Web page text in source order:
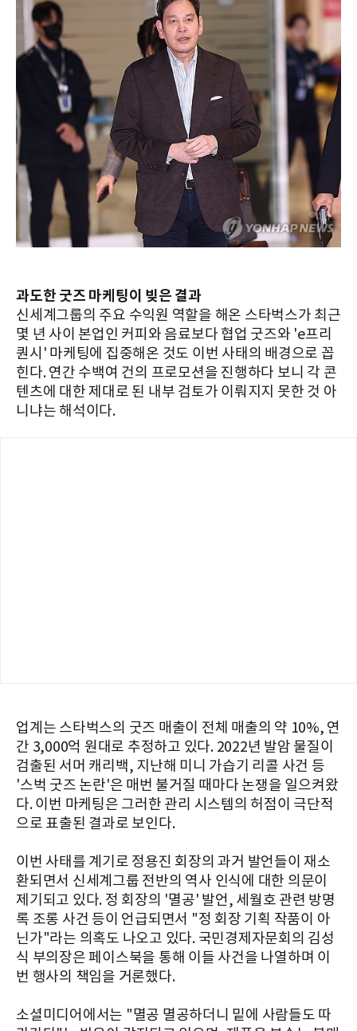
과도한 굿즈 마케팅이 빚은 결과
신세계그룹의 주요 수익원 역할을 해온 스타벅스가 최근
몇 년 사이 본업인 커피와 음료보다 협업 굿즈와 'e프리
퀀시' 마케팅에 집중해온 것도 이번 사태의 배경으로 꼽
힌다. 연간 수백여 건의 프로모션을 진행하다 보니 각 콘
텐츠에 대한 제대로 된 내부 검토가 이뤄지지 못한 것 아
니냐는 해석이다.
업계는 스타벅스의 굿즈 매출이 전체 매출의 약 10%, 연
간 3,000억 원대로 추정하고 있다. 2022년 발암 물질이
검출된 서머 캐리백, 지난해 미니 가습기 리콜 사건 등
'스벅 굿즈 논란'은 매번 불거질 때마다 논쟁을 일으켜왔
다. 이번 마케팅은 그러한 관리 시스템의 허점이 극단적
으로 표출된 결과로 보인다.
이번 사태를 계기로 정용진 회장의 과거 발언들이 재소
환되면서 신세계그룹 전반의 역사 인식에 대한 의문이
제기되고 있다. 정 회장의 '멸공' 발언, 세월호 관련 방명
록 조롱 사건 등이 언급되면서 "정 회장 기획 작품이 아
닌가"라는 의혹도 나오고 있다. 국민경제자문회의 김성
식 부의장은 페이스북을 통해 이들 사건을 나열하며 이
번 행사의 책임을 거론했다.
소셜미디어에서는 "멸공 멸공하더니 밑에 사람들도 따